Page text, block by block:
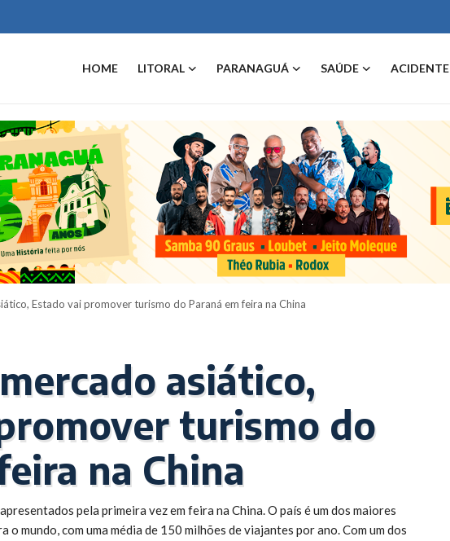
HOME LITORAL PARANAGUÁ SAÚDE ACIDENTE
Estado vai promover turismo do Paraná em feira na China
asiático,
turismo do
na China
pela primeira vez em feira na China. O país é um dos maiores
mundo, com uma média de 150 milhões de viajantes por ano. Com um dos